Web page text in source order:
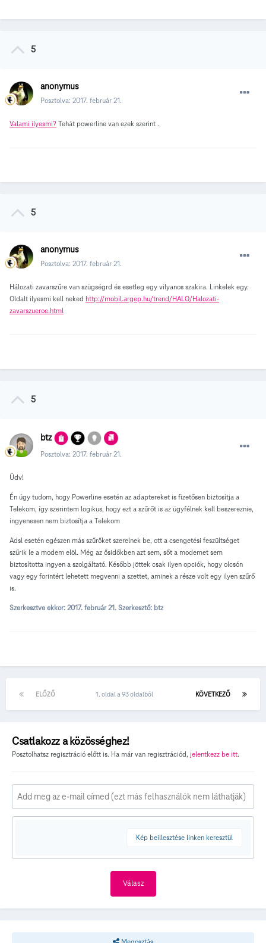
5
anonymus
Posztolva: 2017. február 21.
Valami ilyesmi? Tehát powerline van ezek szerint .
5
anonymus
Posztolva: 2017. február 21.
Hálozati zavarszűre van szügségrd és esetleg egy vilyanos szakira. Linkelek egy.
Oldalt ilyesmi kell neked http://mobil.argep.hu/trend/HALO/Halozati-
zavarszueroe.html
5
btz
Posztolva: 2017. február 21.
Üdv!
Én úgy tudom, hogy Powerline esetén az adaptereket is fizetősen biztosítja a
Telekom, így szerintem logikus, hogy ezt a szűrőt is az ügyfélnek kell beszereznie,
ingyenesen nem biztosítja a Telekom
Adsl esetén egészen más szűrőket szerelnek be, ott a csengetési feszültséget
szűrik le a modem elöl. Még az ősidőkben azt sem, sőt a modemet sem
biztosította ingyen a szolgáltató. Később jöttek csak ilyen opciók, hogy olcsón
vagy egy forintért lehetett megvenni a szettet, aminek a része volt egy ilyen szűrő
is.
Szerkesztve ekkor: 2017. február 21. Szerkesztő: btz
ELŐZŐ KÖVETKEZŐ
1. oldal a 93 oldalból
Csatlakozz a közösséghez!
Posztolhatsz regisztráció előtt is. Ha már van regisztrációd, jelentkezz be itt.
Kép beillesztése linken keresztül
Válasz